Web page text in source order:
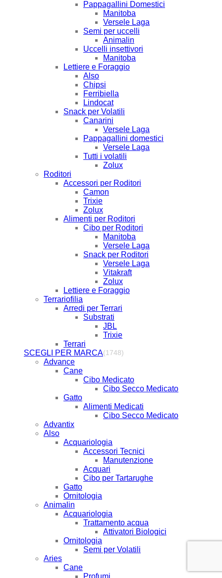
Pappagallini Domestici
Manitoba
Versele Laga
Semi per uccelli
Animalin
Uccelli insettivori
Manitoba
Lettiere e Foraggio
Also
Chipsi
Ferribiella
Lindocat
Snack per Volatili
Canarini
Versele Laga
Pappagallini domestici
Versele Laga
Tutti i volatili
Zolux
Roditori
Accessori per Roditori
Camon
Trixie
Zolux
Alimenti per Roditori
Cibo per Roditori
Manitoba
Versele Laga
Snack per Roditori
Versele Laga
Vitakraft
Zolux
Lettiere e Foraggio
Terrariofilia
Arredi per Terrari
Substrati
JBL
Trixie
Terrari
SCEGLI PER MARCA(1748)
Advance
Cane
Cibo Medicato
Cibo Secco Medicato
Gatto
Alimenti Medicati
Cibo Secco Medicato
Advantix
Also
Acquariologia
Accessori Tecnici
Manutenzione
Acquari
Cibo per Tartarughe
Gatto
Ornitologia
Animalin
Acquariologia
Trattamento acqua
Attivatori Biologici
Ornitologia
Semi per Volatili
Aries
Cane
Profumi